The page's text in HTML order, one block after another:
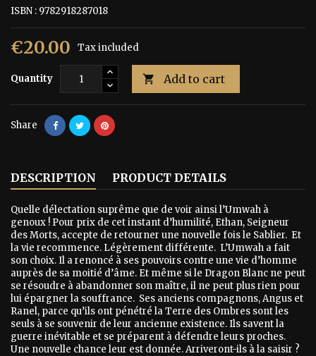
ISBN : 9782918287018
€20.00 Tax included
Quantity  Add to cart
Share
DESCRIPTION PRODUCT DETAILS
Quelle délectation suprême que de voir ainsi l’Umwah à
genoux ! Pour prix de cet instant d’humilité, Ethan, Seigneur
des Morts, accepte de retourner une nouvelle fois le Sablier. Et
la vie recommence. Légèrement différente. L’Umwah a fait
son choix. Il a renoncé à ses pouvoirs contre une vie d’homme
auprès de sa moitié d’âme. Et même si le Dragon Blanc ne peut
se résoudre à abandonner son maître, il ne peut plus rien pour
lui épargner la souffrance. Ses anciens compagnons, Angus et
Ranel, parce qu’ils ont pénétré la Terre des Ombres sont les
seuls à se souvenir de leur ancienne existence. Ils savent la
guerre inévitable et se préparent à défendre leurs proches.
Une nouvelle chance leur est donnée. Arriveront-ils à la saisir ?